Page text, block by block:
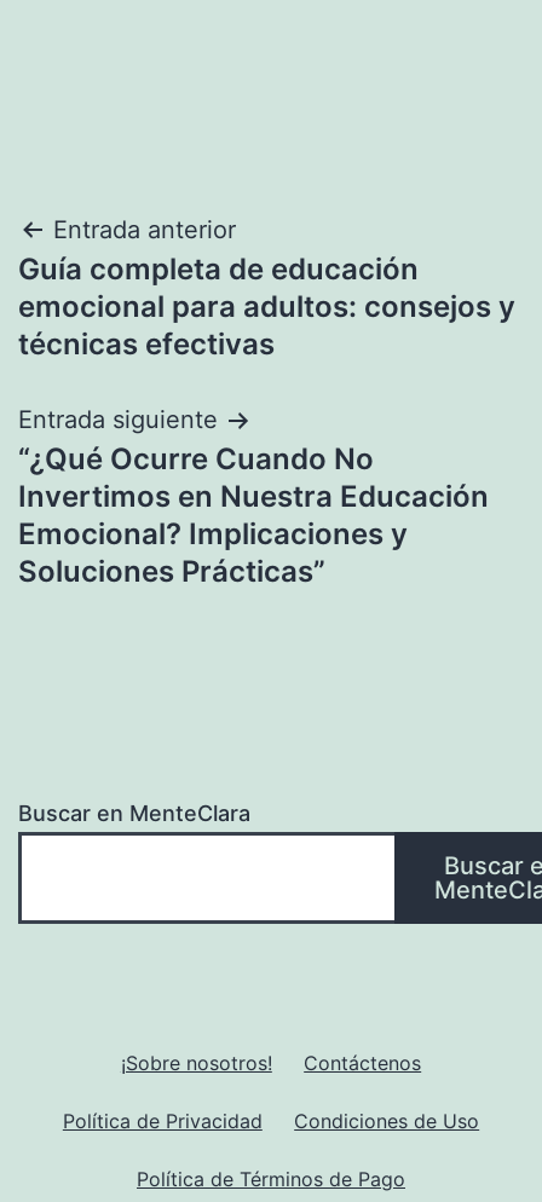
Navegación
de
entradas
Entrada anterior
Guía completa de educación
emocional para adultos: consejos y
técnicas efectivas
Entrada siguiente
“¿Qué Ocurre Cuando No
Invertimos en Nuestra Educación
Emocional? Implicaciones y
Soluciones Prácticas”
Buscar en MenteClara
Buscar
¡Sobre nosotros! Contáctenos
Política de Privacidad Condiciones de Uso
Política de Términos de Pago